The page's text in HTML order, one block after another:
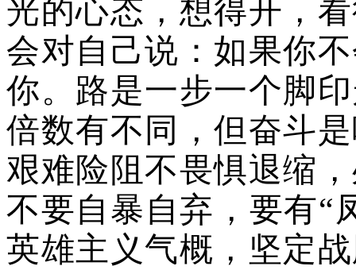
光的心态，想得开，
会对自己说：如果你
你。路是一步一个脚
倍数有不同，但奋斗
艰难险阻不畏惧退缩
不要自暴自弃，要有“
英雄主义气概，坚定